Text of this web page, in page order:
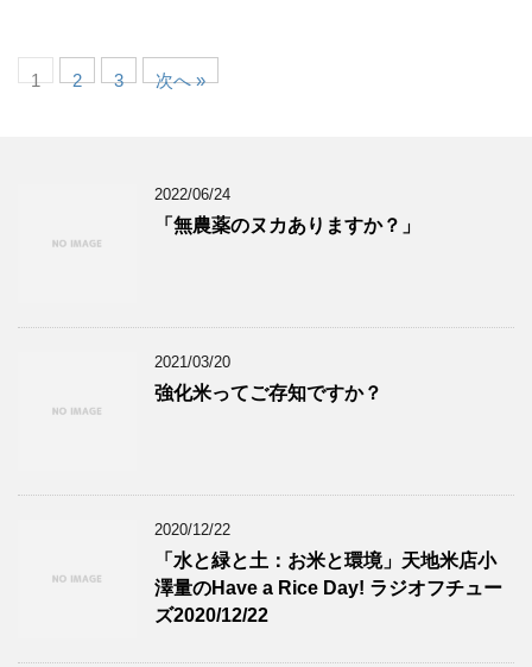
1 2 3 次へ »
2022/06/24
「無農薬のヌカありますか？」
2021/03/20
強化米ってご存知ですか？
2020/12/22
「水と緑と土：お米と環境」天地米店小
澤量のHave a Rice Day! ラジオフチュー
ズ2020/12/22